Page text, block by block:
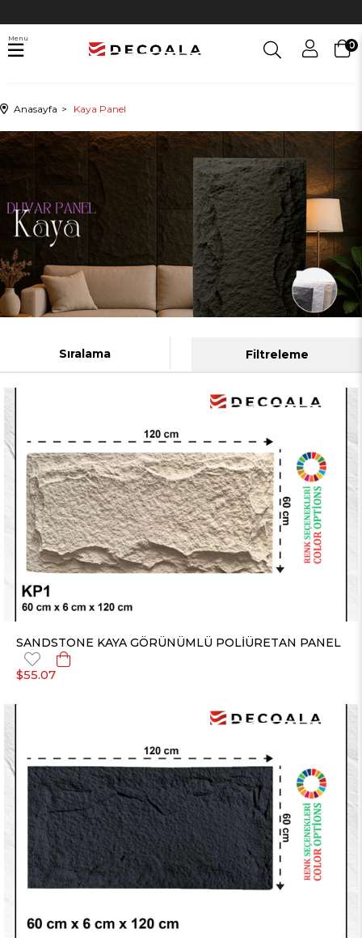
0
Menu
Anasayfa Kaya Panel
Filtreleme
Sıralama
SANDSTONE KAYA GÖRÜNÜMLÜ POLİÜRETAN PANEL
$55.07